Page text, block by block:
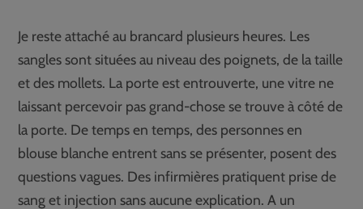
Je reste attaché au brancard plusieurs heures. Les
sangles sont situées au niveau des poignets, de la taille
et des mollets. La porte est entrouverte, une vitre ne
laissant percevoir pas grand-chose se trouve à côté de
la porte. De temps en temps, des personnes en
blouse blanche entrent sans se présenter, posent des
questions vagues. Des infirmières pratiquent prise de
sang et injection sans aucune explication. A un